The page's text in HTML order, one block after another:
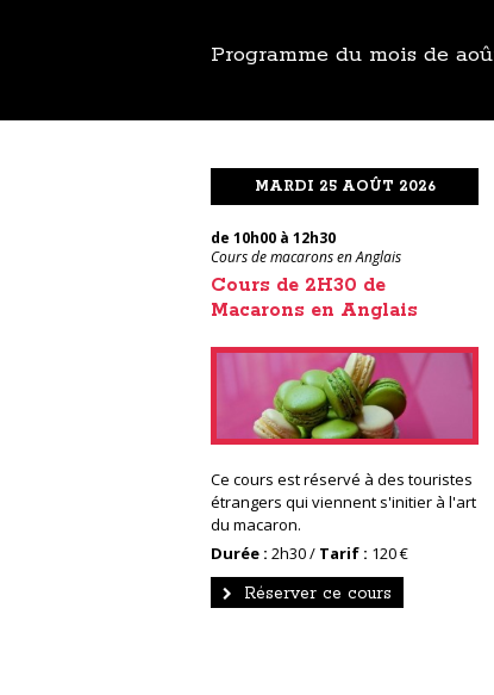
Programme du mois de
MARDI 25 AOÛT 2026
de 10h00 à 12h30
Cours de macarons en Anglais
Cours de 2H30 de
Macarons en Anglais
Ce cours est réservé à des touristes
étrangers qui viennent s'initier à l'art
du macaron.
Durée : 2h30 / Tarif : 120 €
Réserver ce cours